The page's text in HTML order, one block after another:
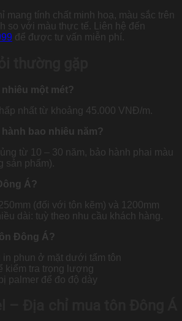
mang tính chất minh hoạ, màu sắc trên
so với màu thực tế. Liên hệ đến
để được tư vấn miễn phí.
một mét?
nhất từ khoảng 45.000 VNĐ/m.
bao nhiêu năm?
từ 10 – 30 năm, bảo hành phai màu
sản phẩm).
Á?
(đối với tôn kẽm) và 1200mm
dài: tuỳ theo nhu cầu khách hàng.
Đông Á?
in phun ở mặt dưới tấm tôn
kiểm tra trọng lượng
palmer để đo độ dày